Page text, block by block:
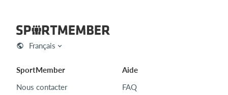
Français
SportMember
Nous contacter
Aide
FAQ